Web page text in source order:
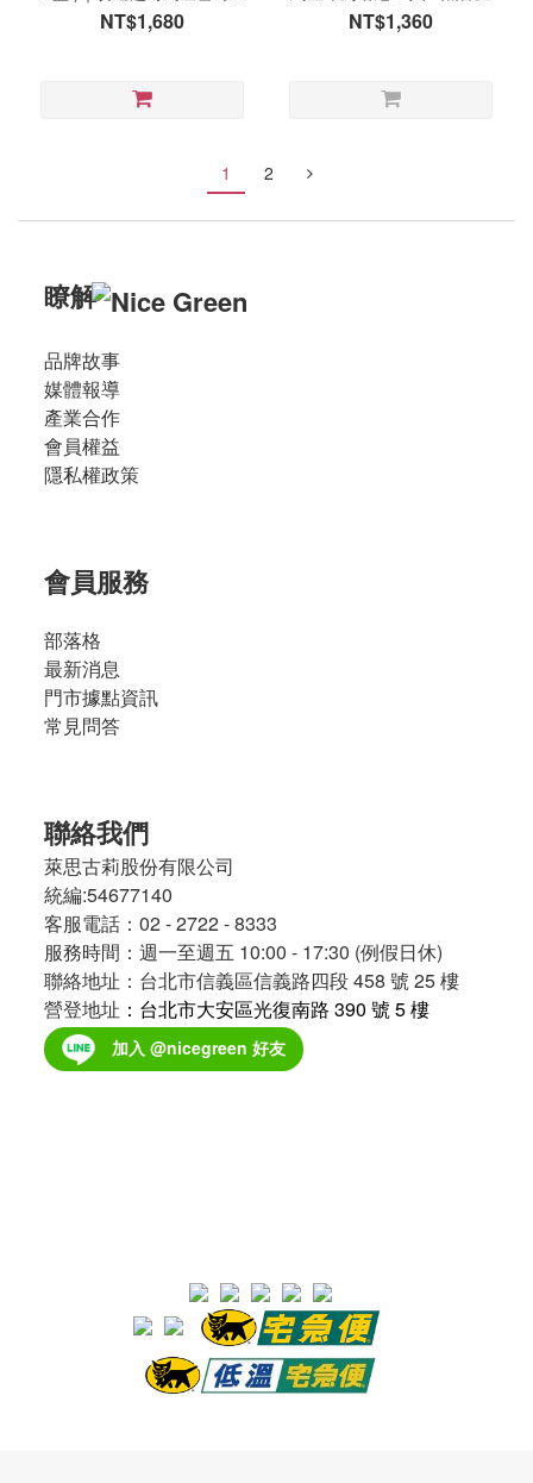
8 入 - 魚香涎
NT$1,680 NT$1,360
1 2
瞭解
品牌故事
媒體報導
產業合作
會員權益
隱私權政策
會員服務
部落格
最新消息
門市據點資訊
常見問答
聯絡我們
萊思古莉股份有限公司
統編:54677140
客服電話：02 - 2722 - 8333
服務時間：週一至週五 10:00 - 17:30 (例假日休)
聯絡地址：台北市信義區信義路四段 458 號 25 樓
營登地址 ：台北市大安區光復南路 390 號 5 樓
加入 @nicegreen 好友